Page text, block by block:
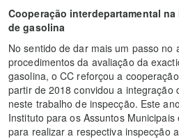
Cooperação interdepartamental
de gasolina
No sentido de dar mais um passo no
procedimentos da avaliação da
gasolina, o CC reforçou a
partir de 2018 convidou a integração
neste trabalho de inspecção. Este
Instituto para os Assuntos
para realizar a respectiva inspecção